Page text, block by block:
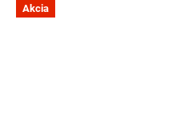
Akcia